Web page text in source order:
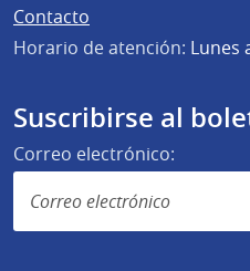
Contacto
Horario de atención: Lunes
Suscribirse al
Correo electrónico: